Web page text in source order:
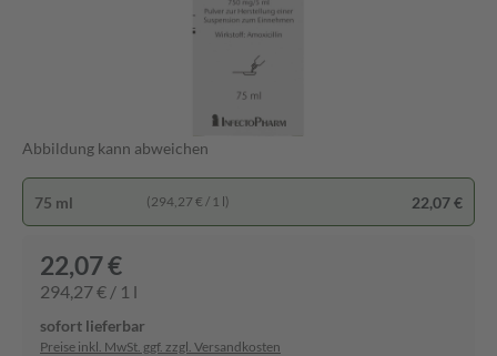
Abbildung kann abweichen
75 ml (294,27 € / 1 l) 22,07 €
22,07 €
294,27 € / 1 l
sofort lieferbar
Preise inkl. MwSt. ggf. zzgl. Versandkosten